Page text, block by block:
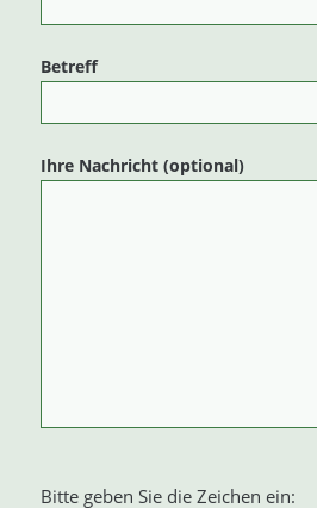
Betreff
Ihre Nachricht (optional)
Bitte geben Sie die Zeichen ein: